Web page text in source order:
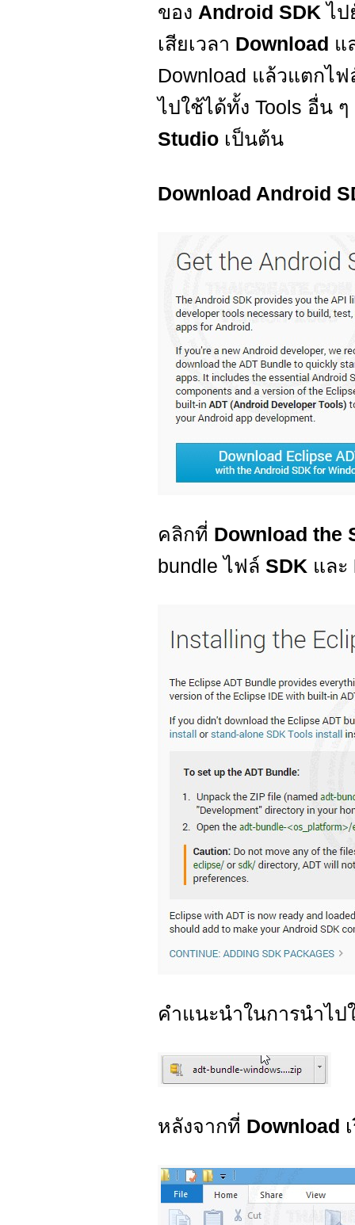
ของ Android SDK ไป
เสียเวลา Download แ
Download แล้วแตกไ
ไปใช้ได้ทั้ง Tools อื่น
Studio เป็นต้น
Download Android
คลิกที่ Download the
bundle ไฟล์ SDK และ
คำแนะนำในการนำไป
หลังจากที่ Download